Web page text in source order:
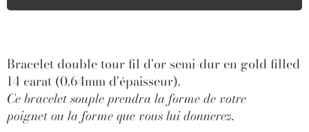
Bracelet double tour fil d'orsemi-dur en gold filled
14 carat (0.64mm d'épaisseur).
Ce bracelet souple prendra la forme de votre
poignetou la forme que vous lui donnerez.